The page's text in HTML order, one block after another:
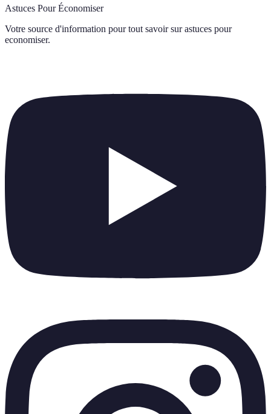
Astuces Pour Économiser
Votre source d'information pour tout savoir sur astuces pour
economiser.